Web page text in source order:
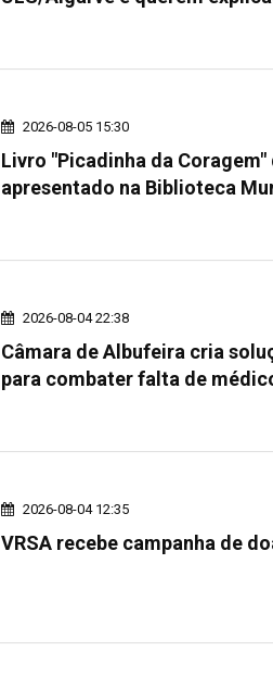
2026-08-05 15:30
Livro "Picadinha da Coragem"
apresentado na Biblioteca
2026-08-04 22:38
Câmara de Albufeira cria
para combater falta de
2026-08-04 12:35
VRSA recebe campanha de